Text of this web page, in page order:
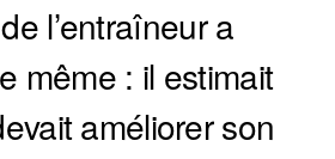
l’entraîneur a
même : il estimait
améliorer son